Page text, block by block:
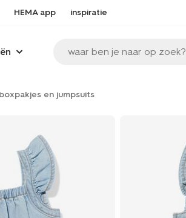
HEMA app inspiratie
waar ben je naar op zoek?
boxpakjes en jumpsuits